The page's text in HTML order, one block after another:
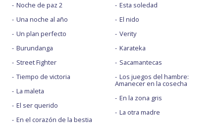
Noche de paz 2
Una noche al año
Un plan perfecto
Burundanga
Street Fighter
Tiempo de victoria
La maleta
El ser querido
En el corazón de la bestia
Esta soledad
El nido
Verity
Karateka
Sacamantecas
Los juegos del hambre:
Amanecer en la cosecha
En la zona gris
La otra madre